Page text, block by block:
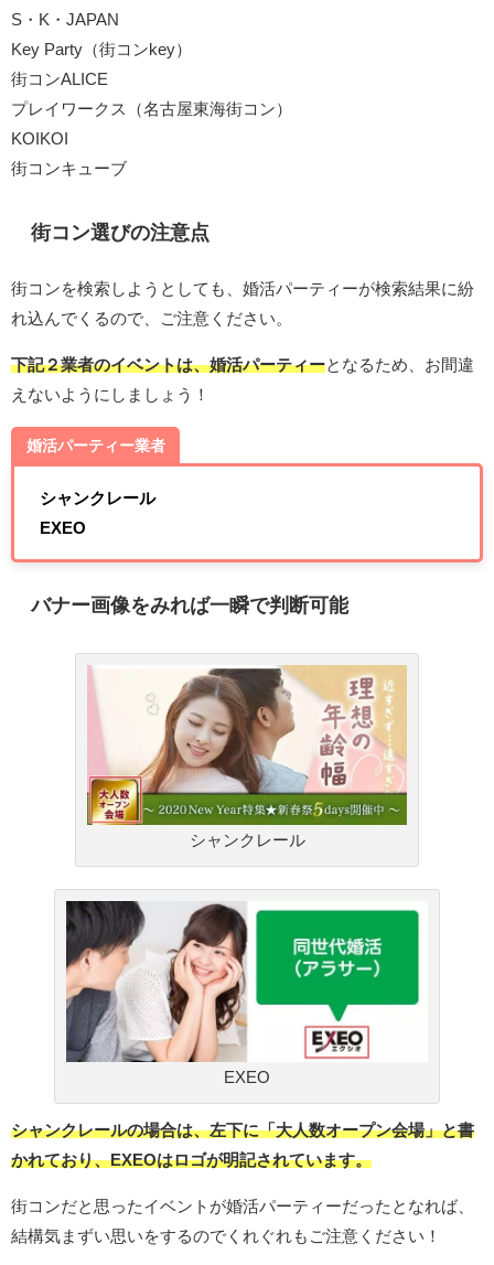
S・K・JAPAN
Key Party（街コンkey）
街コンALICE
プレイワークス（名古屋東海街コン）
KOIKOI
街コンキューブ
街コン選びの注意点
街コンを検索しようとしても、婚活パーティーが検索結果に紛
れ込んでくるので、ご注意ください。
下記２業者のイベントは、婚活パーティーとなるため、お間違
えないようにしましょう！
婚活パーティー業者
シャンクレール
EXEO
バナー画像をみれば一瞬で判断可能
シャンクレール
EXEO
シャンクレールの場合は、左下に「大人数オープン会場」と書
かれており、EXEOはロゴが明記されています。
街コンだと思ったイベントが婚活パーティーだったとなれば、
結構気まずい思いをするのでくれぐれもご注意ください！